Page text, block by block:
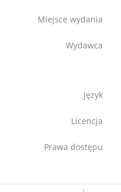
Miejsce wydania
Wydawca
Język
Licencja
Prawa dostępu